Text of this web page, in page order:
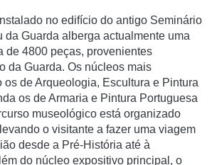
no edifício do antigo Seminário
da Guarda alberga actualmente uma
de 4800 peças, provenientes
da Guarda. Os núcleos mais
os de Arqueologia, Escultura e Pintura
os de Armaria e Pintura Portuguesa
museológico está organizado
o visitante a fazer uma viagem
desde a Pré-História até à
do núcleo expositivo principal, o